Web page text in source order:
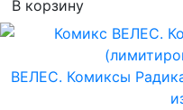
В корзину
ВЕЛЕС. Комиксы